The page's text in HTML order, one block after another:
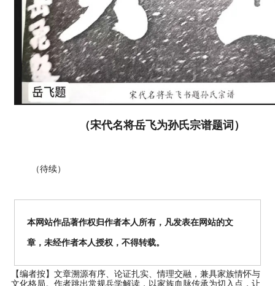
（宋代名将岳飞为孙氏宗谱题词）
（待续）
本网站作品著作权归作者本人所有，凡发表在网站的文
章，未经作者本人授权，不得转载。
【编者按】 文章溯源有序、论证扎实、情理交融，兼具家族情怀与
文化格局。作者跳出常规兵学解读，以家族血脉传承为切入点，让